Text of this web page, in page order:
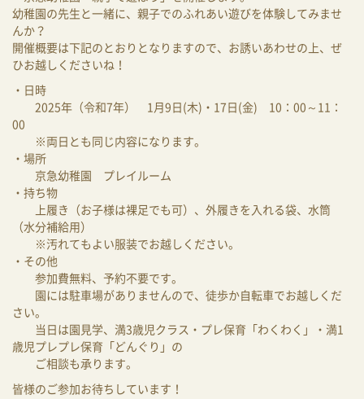
幼稚園の先生と一緒に、親子でのふれあい遊びを体験してみませ
んか？
開催概要は下記のとおりとなりますので、お誘いあわせの上、ぜ
ひお越しくださいね！
・日時
2025年（令和7年） 1月9日(木)・17日(金) 10：00～11：
00
※両日とも同じ内容になります。
・場所
京急幼稚園 プレイルーム
・持ち物
上履き（お子様は裸足でも可）、外履きを入れる袋、水筒
（水分補給用）
※汚れてもよい服装でお越しください。
・その他
参加費無料、予約不要です。
園には駐車場がありませんので、徒歩か自転車でお越しくだ
さい。
当日は園見学、満3歳児クラス・プレ保育「わくわく」・満1
歳児プレプレ保育「どんぐり」の
ご相談も承ります。
皆様のご参加お待ちしています！